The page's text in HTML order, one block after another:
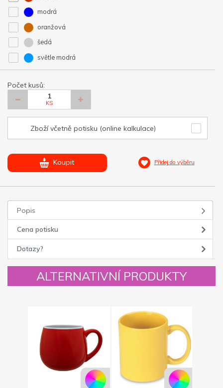
modrá
oranžová
šedá
světle modrá
Počet kusů:
KS
Zboží včetně potisku (online kalkulace)
Koupit Přidej do výběru
Popis
Cena potisku
Dotazy?
ALTERNATIVNÍ PRODUKTY